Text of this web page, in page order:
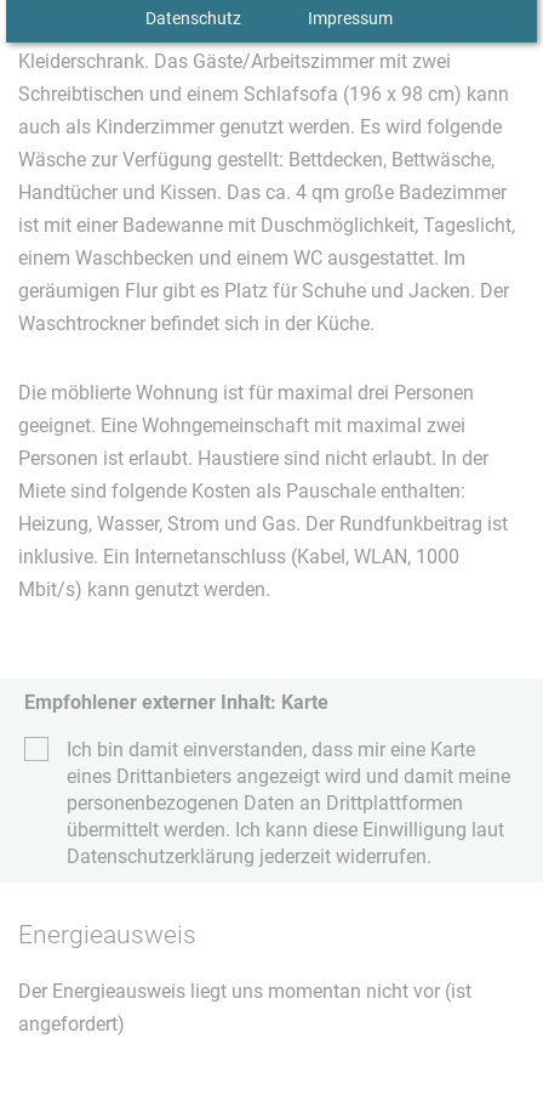
x 200 cm) mit getrennten Matratzen und einen geräumigen
Kleiderschrank. Das Gäste/Arbeitszimmer mit zwei
Schreibtischen und einem Schlafsofa (196 x 98 cm) kann
auch als Kinderzimmer genutzt werden. Es wird folgende
Wäsche zur Verfügung gestellt: Bettdecken, Bettwäsche,
Handtücher und Kissen. Das ca. 4 qm große Badezimmer
ist mit einer Badewanne mit Duschmöglichkeit, Tageslicht,
einem Waschbecken und einem WC ausgestattet. Im
geräumigen Flur gibt es Platz für Schuhe und Jacken. Der
Waschtrockner befindet sich in der Küche.
Die möblierte Wohnung ist für maximal drei Personen
geeignet. Eine Wohngemeinschaft mit maximal zwei
Personen ist erlaubt. Haustiere sind nicht erlaubt. In der
Miete sind folgende Kosten als Pauschale enthalten:
Heizung, Wasser, Strom und Gas. Der Rundfunkbeitrag ist
inklusive. Ein Internetanschluss (Kabel, WLAN, 1000
Mbit/s) kann genutzt werden.
Empfohlener externer Inhalt: Karte
Ich bin damit einverstanden, dass mir eine Karte
eines Drittanbieters angezeigt wird und damit meine
personenbezogenen Daten an Drittplattformen
übermittelt werden. Ich kann diese Einwilligung laut
Datenschutzerklärung jederzeit widerrufen.
Energieausweis
Der Energieausweis liegt uns momentan nicht vor (ist
angefordert)
Datenschutz Impressum